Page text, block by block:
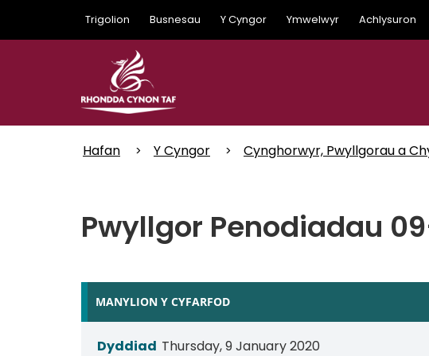
main
Trigolion Busnesau Y Cyngor Ymwelwyr Achlysuron
Hafan Y Cyngor Cynghorwyr, Pwyllgorau a
Pwyllgor Penodiadau
MANYLION Y CYFARFOD
Dyddiad Thursday, 9 January 2020